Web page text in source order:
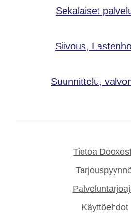
Sekalaiset
Siivous,
Suunnittelu,
Tietoa
Käyttöehdot